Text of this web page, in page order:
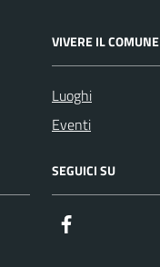
VIVERE IL COMUNE
Luoghi
Eventi
SEGUICI SU